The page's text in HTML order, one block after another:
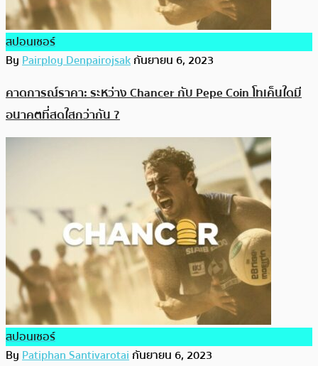
สปอนเซอร์
ByPairploy Denpairojsakกันยายน 6, 2023
คาดการณ์ราคา: ระหว่าง Chancer กับ Pepe Coin โทเค็นใดมี
อนาคตที่สดใสกว่ากัน ?
สปอนเซอร์
ByPatiphan Santivarotaiกันยายน 6, 2023